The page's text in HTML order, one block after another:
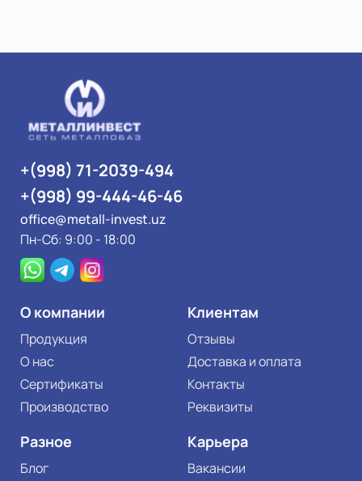
О компании
Продукция
О нас
Сертификаты
Производство
Клиентам
Отзывы
Доставка и оплата
Контакты
Реквизиты
Разное
Блог
Карьера
Вакансии
+(998) 71-2039-494
+(998) 99-444-46-46
office@metall-invest.uz
Пн-Сб: 9:00 - 18:00